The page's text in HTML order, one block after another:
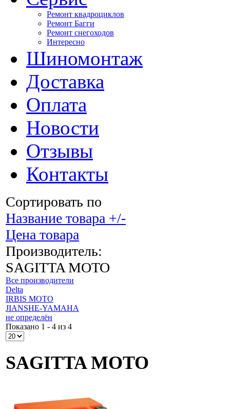
Ремонт квадроциклов
Ремонт Багги
Ремонт снегоходов
Интересно
Шиномонтаж
Доставка
Оплата
Новости
Отзывы
Контакты
Сортировать по
Название товара +/-
Цена товара
Производитель:
SAGITTA MOTO
Все производители
Delta
IRBIS MOTO
JIANSHE-YAMAHA
не определён
Показано 1 - 4 из 4
SAGITTA MOTO